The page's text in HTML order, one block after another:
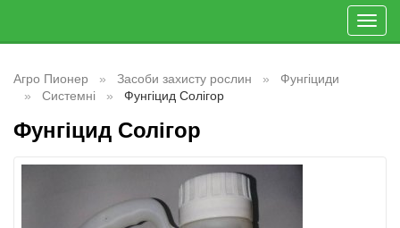
Агро Пионер Засоби захисту рослин
Фунгіциди
Системні
Фунгіцид Солігор
Фунгіцид Солігор